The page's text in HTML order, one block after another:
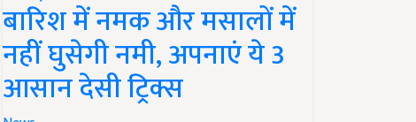
बारिश में नमक और मसालों में
नहीं घुसेगी नमी, अपनाएं ये 3
आसान देसी ट्रिक्स